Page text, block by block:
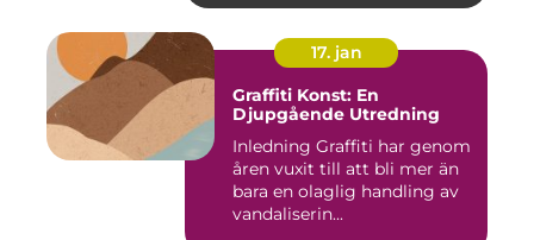
17. jan
Graffiti Konst: En
Djupgående Utredning
Inledning Graffiti har genom
åren vuxit till att bli mer än
bara en olaglig handling av
vandaliserin...